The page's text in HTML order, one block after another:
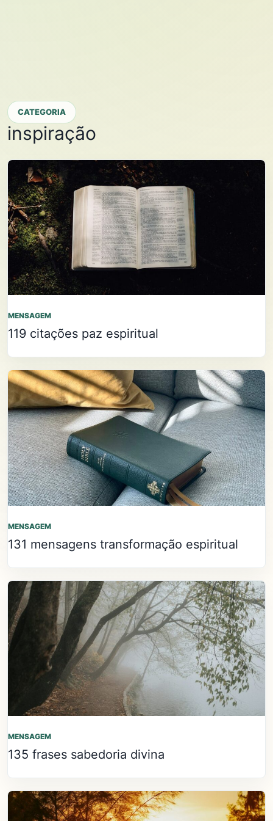
CATEGORIA
inspiração
MENSAGEM
119 citações paz espiritual
MENSAGEM
131 mensagens transformação espiritual
MENSAGEM
135 frases sabedoria divina